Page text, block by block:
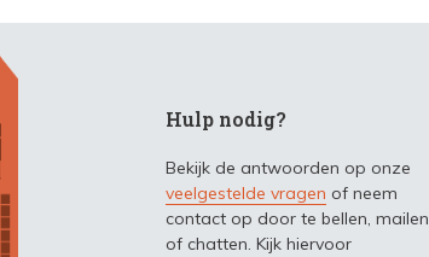
Hulp nodig?
Bekijk de antwoorden op onze
veelgestelde vragen of neem
contact op door te bellen, mailen
of chatten. Kijk hiervoor